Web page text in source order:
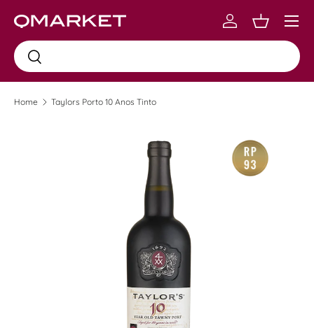
Skip to content
Busca
Busca
Log inCarrinho
Menu
Home Taylors Porto 10 Anos Tinto